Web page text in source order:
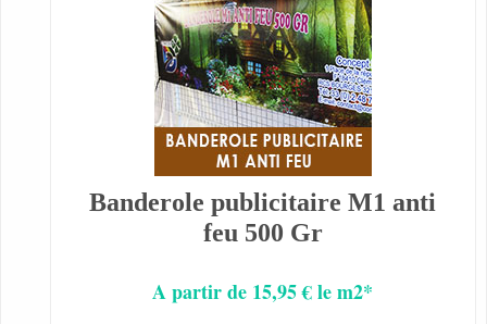
Banderole publicitaire M1 anti
feu 500 Gr
A partir de 15,95 € le m2*